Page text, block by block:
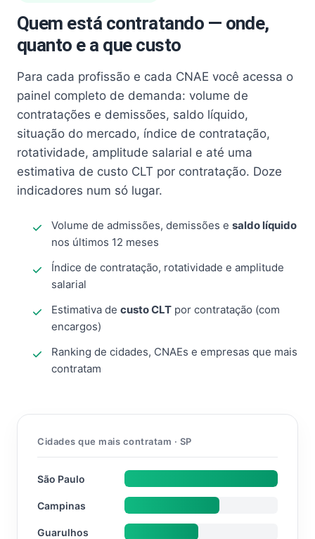
Quem está contratando — onde,
quanto e a que custo
Para cada profissão e cada CNAE você acessa o
painel completo de demanda: volume de
contratações e demissões, saldo líquido,
situação do mercado, índice de contratação,
rotatividade, amplitude salarial e até uma
estimativa de custo CLT por contratação. Doze
indicadores num só lugar.
Volume de admissões, demissões e saldo líquido
nos últimos 12 meses
Índice de contratação, rotatividade e amplitude
salarial
Estimativa de custo CLT por contratação (com
encargos)
Ranking de cidades, CNAEs e empresas que mais
contratam
Cidades que mais contratam · SP
São Paulo
Campinas
Guarulhos